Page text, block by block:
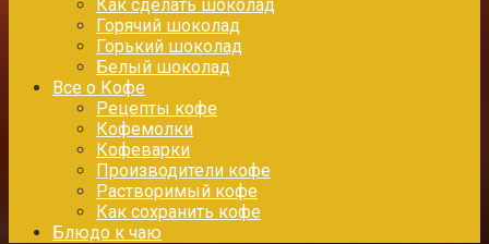
Как сделать шоколад
Горячий шоколад
Горький шоколад
Белый шоколад
Все о Кофе
Рецепты кофе
Кофемолки
Кофеварки
Производители кофе
Растворимый кофе
Как сохранить кофе
Блюдо к чаю